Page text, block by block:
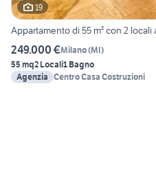
19
Appartamento di 55 m² con 2 locali
249.000 €Milano(MI)
55 mq2 Locali1 Bagno
Agenzia Centro Casa Costruzioni